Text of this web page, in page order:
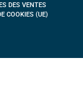
DES VENTES
COOKIES (UE)